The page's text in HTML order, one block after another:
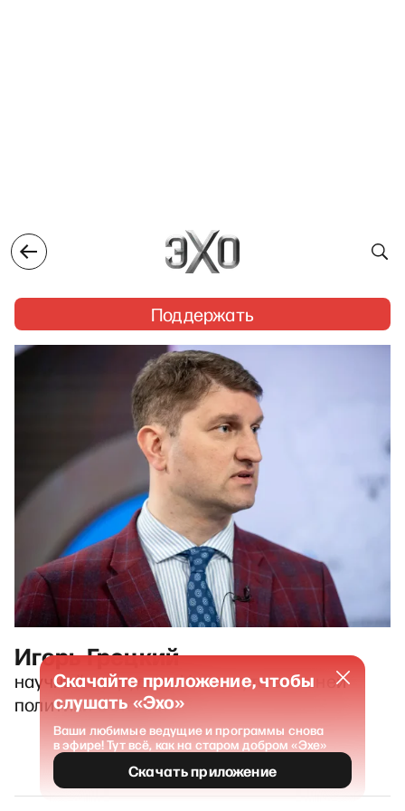
Поддержать
Игорь Грецкий
научный сотрудник Института внешней
политики Эстонии
Скачайте приложение, чтобы
слушать «Эхо»
Ваши любимые ведущие и программы снова
в эфире! Тут всё, как на старом добром «Эхе»
Скачать приложение